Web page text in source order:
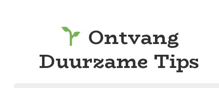
Ontvang
Duurzame Tips